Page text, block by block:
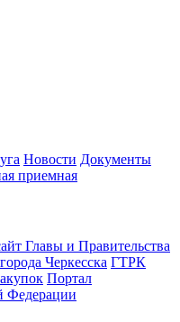
Новости Документы
приемная
Главы и Правительства
Черкесска ГТРК
Портал
Федерации